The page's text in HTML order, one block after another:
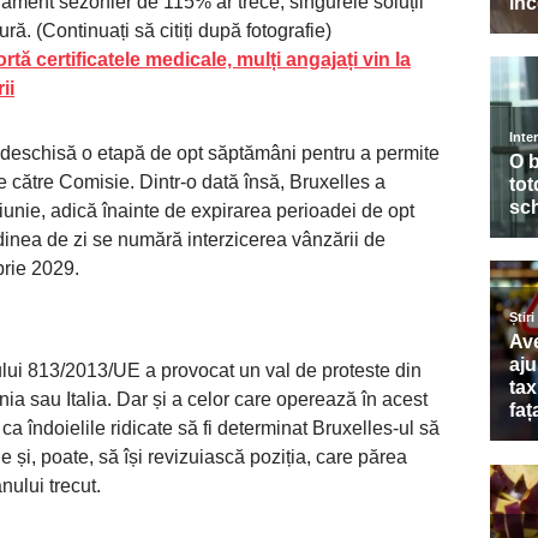
(Continuați să citiți după fotografie)
certificatele medicale, mulți angajați vin la
o etapă de opt săptămâni pentru a permite
Comisie. Dintr-o dată însă, Bruxelles a
adică înainte de expirarea perioadei de opt
de zi se numără interzicerea vânzării de
2029.
813/2013/UE a provocat un val de proteste din
sau Italia. Dar și a celor care operează în acest
îndoielile ridicate să fi determinat Bruxelles-ul să
și, poate, să își revizuiască poziția, care părea
trecut.